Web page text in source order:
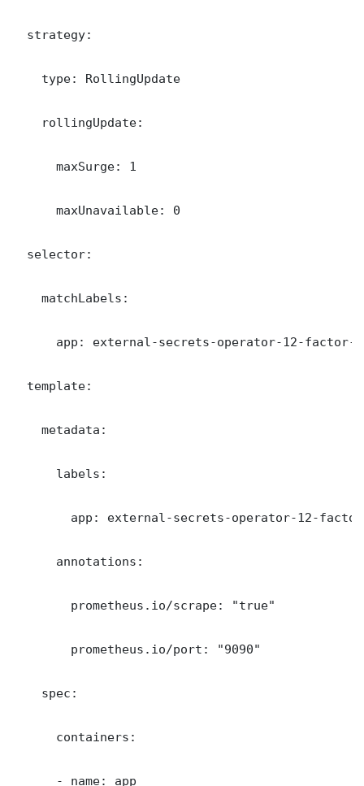
  strategy:
    type: RollingUpdate
    rollingUpdate:
      maxSurge: 1
      maxUnavailable: 0
  selector:
    matchLabels:
app: external-secrets-operator-12-factor-
  template:
    metadata:
      labels:
app: external-secrets-operator-12-
      annotations:
        prometheus.io/scrape: "true"
        prometheus.io/port: "9090"
    spec:
      containers:
      - name: app